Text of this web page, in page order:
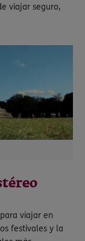
viajar seguro,
viajar en
festivales y la